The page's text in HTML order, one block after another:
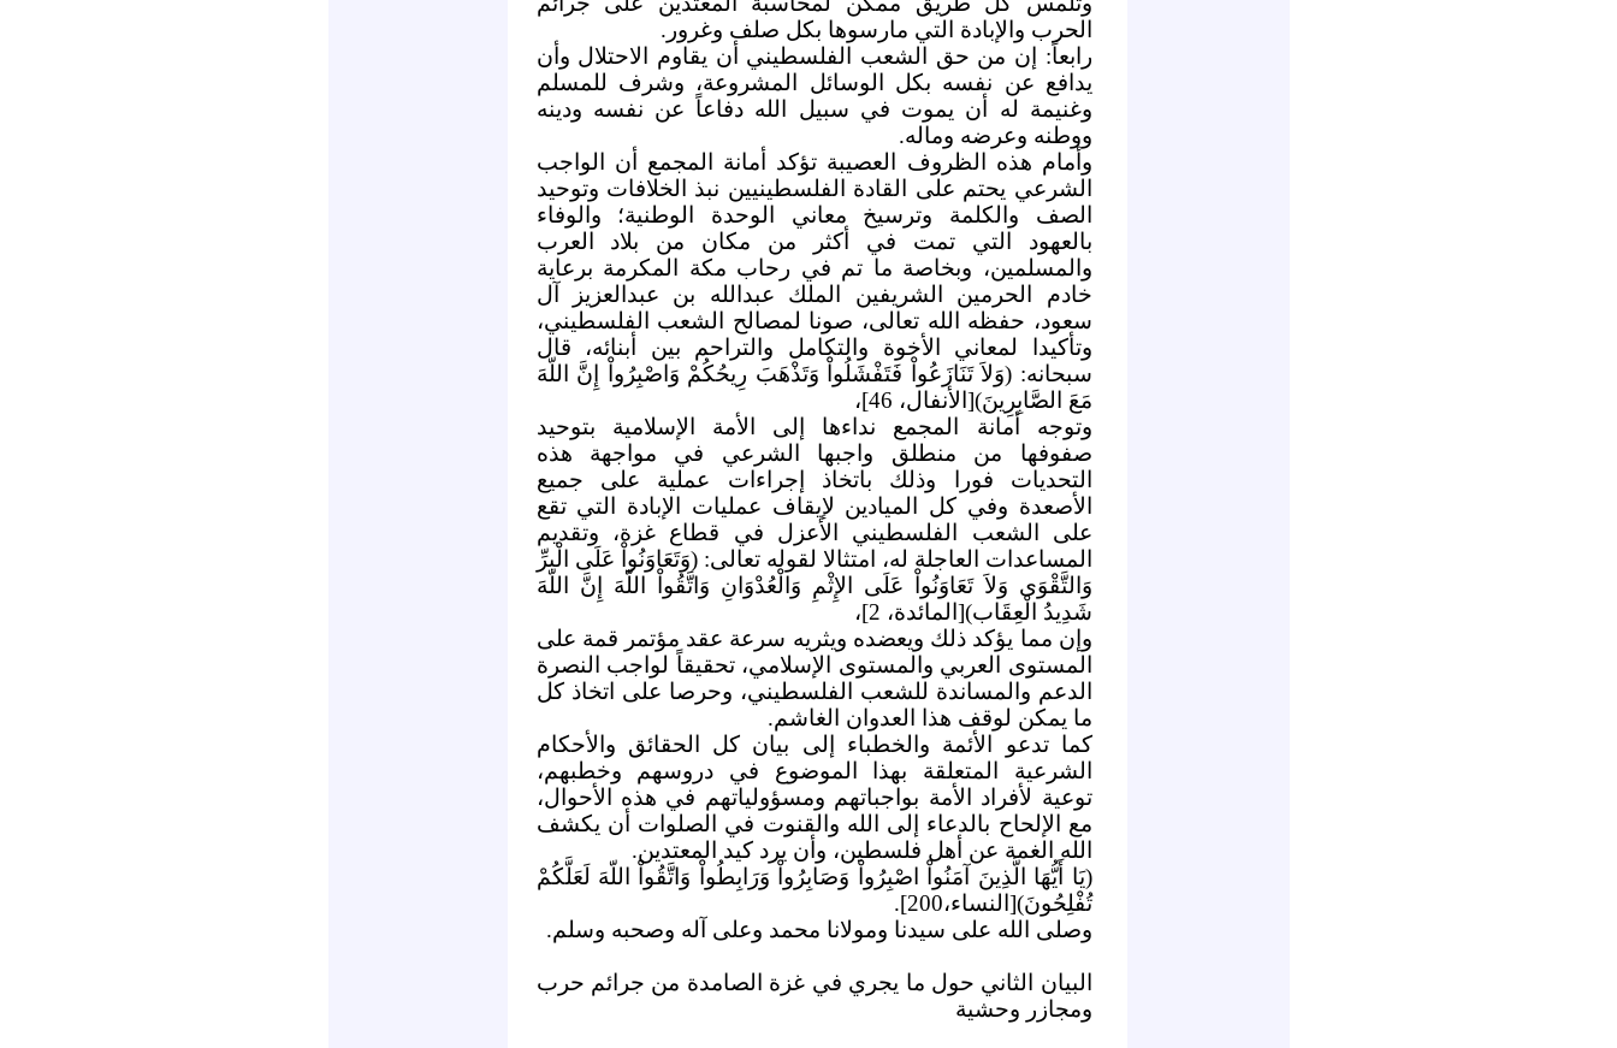
الحرب والإبادة التي مارسوها بكل صلف وغرور.
رابعاً: إن من حق الشعب الفلسطيني أن يقاوم الاحتلال وأن
يدافع عن نفسه بكل الوسائل المشروعة، وشرف للمسلم
وغنيمة له أن يموت في سبيل الله دفاعاً عن نفسه ودينه
ووطنه وعرضه وماله.
وأمام هذه الظروف العصيبة تؤكد أمانة المجمع أن الواجب
الشرعي يحتم على القادة الفلسطينيين نبذ الخلافات وتوحيد
الصف والكلمة وترسيخ معاني الوحدة الوطنية؛ والوفاء
بالعهود التي تمت في أكثر من مكان من بلاد العرب
والمسلمين، وبخاصة ما تم في رحاب مكة المكرمة برعاية
خادم الحرمين الشريفين الملك عبدالله بن عبدالعزيز آل
سعود، حفظه الله تعالى، صونا لمصالح الشعب الفلسطيني،
وتأكيدا لمعاني الأخوة والتكامل والتراحم بين أبنائه، قال
سبحانه: (وَلاَ تَنَازَعُواْ فَتَفْشَلُواْ وَتَذْهَبَ رِيحُكُمْ وَاصْبِرُواْ إِنَّ اللّهَ
مَعَ الصَّابِرِينَ)[الأنفال، 46]،
وتوجه أمانة المجمع نداءها إلى الأمة الإسلامية بتوحيد
صفوفها من منطلق واجبها الشرعي في مواجهة هذه
التحديات فورا وذلك باتخاذ إجراءات عملية على جميع
الأصعدة وفي كل الميادين لإيقاف عمليات الإبادة التي تقع
على الشعب الفلسطيني الأعزل في قطاع غزة، وتقديم
المساعدات العاجلة له، امتثالا لقوله تعالى: (وَتَعَاوَنُواْ عَلَى الْبرِّ
وَالتَّقْوَى وَلاَ تَعَاوَنُواْ عَلَى الإِثْمِ وَالْعُدْوَانِ وَاتَّقُواْ اللّهَ إِنَّ اللّهَ
شَدِيدُ الْعِقَاب)[المائدة، 2]،
وإن مما يؤكد ذلك ويعضده ويثريه سرعة عقد مؤتمر قمة على
المستوى العربي والمستوى الإسلامي، تحقيقاً لواجب النصرة
الدعم والمساندة للشعب الفلسطيني، وحرصا على اتخاذ كل
ما يمكن لوقف هذا العدوان الغاشم.
كما تدعو الأئمة والخطباء إلى بيان كل الحقائق والأحكام
الشرعية المتعلقة بهذا الموضوع في دروسهم وخطبهم،
توعية لأفراد الأمة بواجباتهم ومسؤولياتهم في هذه الأحوال،
مع الإلحاح بالدعاء إلى الله والقنوت في الصلوات أن يكشف
الله الغمة عن أهل فلسطين، وأن يرد كيد المعتدين.
(يَا أَيُّهَا الَّذِينَ آمَنُواْ اصْبِرُواْ وَصَابِرُواْ وَرَابِطُواْ وَاتَّقُواْ اللّهَ لَعَلَّكُمْ
تُفْلِحُونَ)[النساء،200].
وصلى الله على سيدنا ومولانا محمد وعلى آله وصحبه وسلم.
البيان الثاني حول ما يجري في غزة الصامدة من جرائم حرب
ومجازر وحشية